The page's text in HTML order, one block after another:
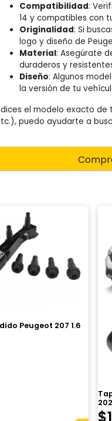
Compatibilidad:
14 y compatibles con
Originalidad: Si
logo y diseño de
Material: Asegúrate
duraderos y
Diseño: Algunos
la versión de tu
el modelo exacto de
puedo ayudarte a
Peugeot 207 1.6
$